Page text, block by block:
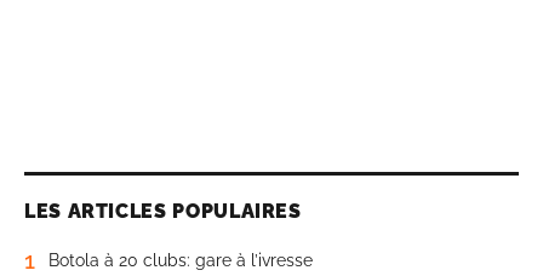
LES ARTICLES POPULAIRES
1 Botola à 20 clubs: gare à l’ivresse